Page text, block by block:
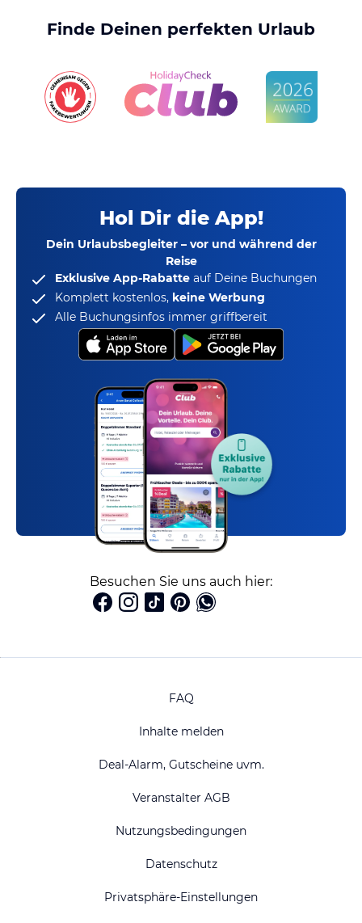
Finde Deinen perfekten Urlaub
Hol Dir die App!
Dein Urlaubsbegleiter – vor und während der
Reise
Exklusive App-Rabatte auf Deine Buchungen
Komplett kostenlos, keine Werbung
Alle Buchungsinfos immer griffbereit
Besuchen Sie uns auch hier:
FAQ
Inhalte melden
Deal-Alarm, Gutscheine uvm.
Veranstalter AGB
Nutzungsbedingungen
Datenschutz
Privatsphäre-Einstellungen